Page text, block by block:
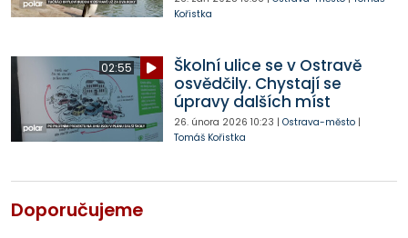
Kořistka
02:55
Školní ulice se v Ostravě
osvědčily. Chystají se
úpravy dalších míst
26. února 2026 10:23 | Ostrava-město|
Tomáš Kořistka
Doporučujeme